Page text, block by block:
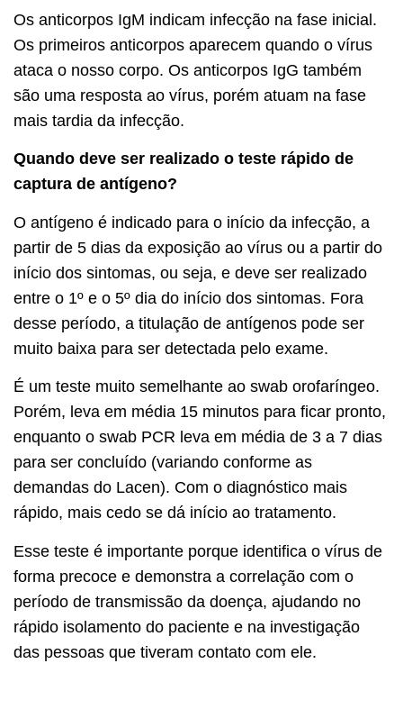
Os anticorpos IgM indicam infecção na fase inicial.
Os primeiros anticorpos aparecem quando o vírus
ataca o nosso corpo. Os anticorpos IgG também
são uma resposta ao vírus, porém atuam na fase
mais tardia da infecção.
Quando deve ser realizado o teste rápido de
captura de antígeno?
O antígeno é indicado para o início da infecção, a
partir de 5 dias da exposição ao vírus ou a partir do
início dos sintomas, ou seja, e deve ser realizado
entre o 1º e o 5º dia do início dos sintomas. Fora
desse período, a titulação de antígenos pode ser
muito baixa para ser detectada pelo exame.
É um teste muito semelhante ao swab orofaríngeo.
Porém, leva em média 15 minutos para ficar pronto,
enquanto o swab PCR leva em média de 3 a 7 dias
para ser concluído (variando conforme as
demandas do Lacen). Com o diagnóstico mais
rápido, mais cedo se dá início ao tratamento.
Esse teste é importante porque identifica o vírus de
forma precoce e demonstra a correlação com o
período de transmissão da doença, ajudando no
rápido isolamento do paciente e na investigação
das pessoas que tiveram contato com ele.